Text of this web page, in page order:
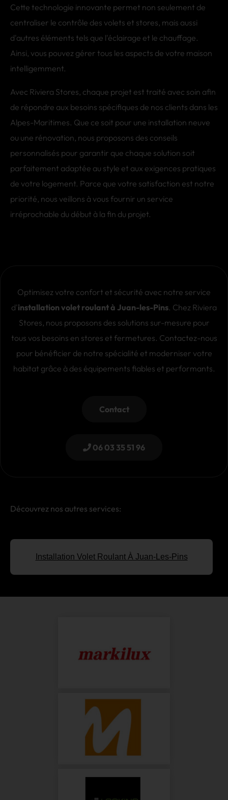
Cette technologie innovante permet non seulement de
centraliser le contrôle des volets et stores, mais aussi
d'autres éléments tels que l'éclairage et le chauffage.
Ainsi, vous pouvez gérer tous les aspects de votre maison
intelligemment.
Avec Riviera Stores, chaque projet est traité avec soin afin
de répondre aux besoins spécifiques de nos clients dans les
Alpes-Maritimes. Que ce soit pour une installation neuve
ou une rénovation, nous proposons des conseils
personnalisés pour garantir que chaque solution soit
parfaitement adaptée au style et aux exigences pratiques
de votre logement. Parce que votre satisfaction est notre
priorité, nous veillons à vous fournir un service
irréprochable du début à la fin du projet.
Optimisez votre confort et sécurité avec notre service
d'installation volet roulant à Juan-les-Pins. Chez Riviera
Stores, nous proposons des solutions sur-mesure pour
tous vos besoins en stores et fermetures. Contactez-nous
pour bénéficier de notre spécialité et moderniser votre
habitat grâce à des équipements fiables et performants.
Contact
06 03 35 51 96
Découvrez nos autres services:
Installation Volet Roulant À Juan-Les-Pins